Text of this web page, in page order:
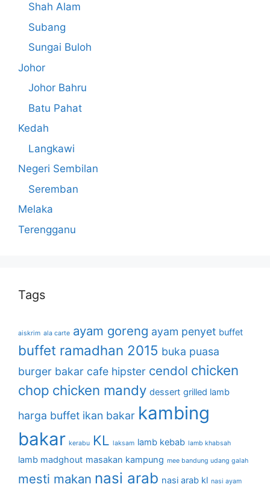
Shah Alam
Subang
Sungai Buloh
Johor
Johor Bahru
Batu Pahat
Kedah
Langkawi
Negeri Sembilan
Seremban
Melaka
Terengganu
Tags
aiskrim ala carte ayam goreng ayam penyet buffet
buffet ramadhan 2015 buka puasa
burger bakar cafe hipster cendol chicken
chop chicken mandy dessert grilled lamb
harga buffet ikan bakar kambing
bakar kerabu KL laksam lamb kebab lamb khabsah
lamb madghout masakan kampung mee bandung udang galah
mesti makan nasi arab nasi arab kl nasi ayam